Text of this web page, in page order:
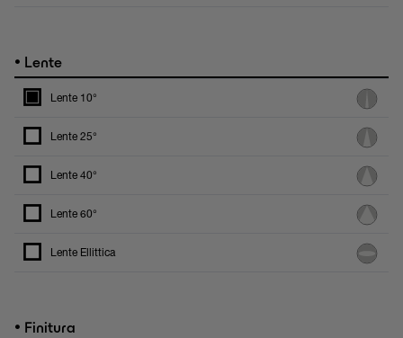
• Lente
Lente 10°
Lente 25°
Lente 40°
Lente 60°
Lente Ellittica
• Finitura